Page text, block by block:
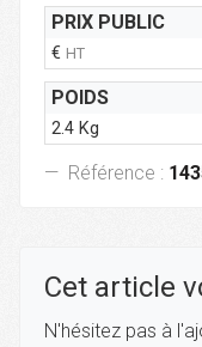
PRIX PUBLIC
€ HT
POIDS
2.4 Kg
Référence :
Cet article
N'hésitez pas à